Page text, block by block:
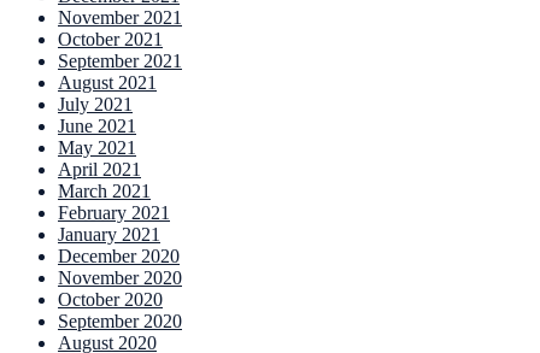
November 2021
October 2021
September 2021
August 2021
July 2021
June 2021
May 2021
April 2021
March 2021
February 2021
January 2021
December 2020
November 2020
October 2020
September 2020
August 2020